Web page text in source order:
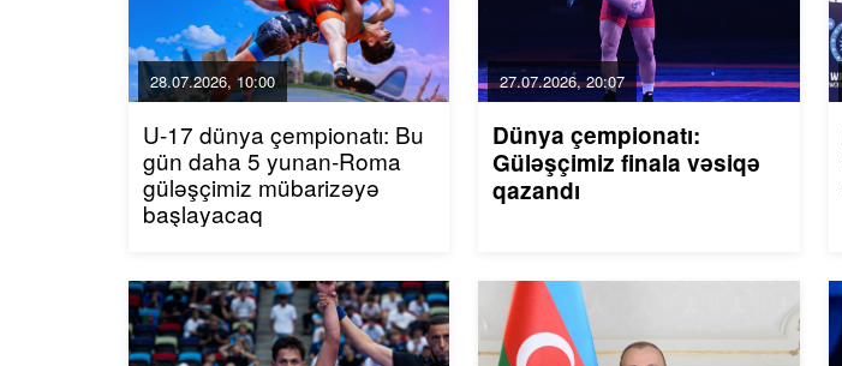
28.07.2026, 10:00
U-17 dünya çempionatı: Bu
gün daha 5 yunan-Roma
güləşçimiz mübarizəyə
başlayacaq
27.07.2026, 20:07
Dünya çempionatı:
Güləşçimiz finala vəsiqə
qazandı